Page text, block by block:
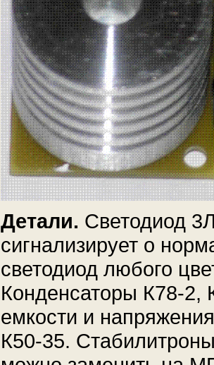
Детали. Светодиод
сигнализирует о
светодиод любого
Конденсаторы К78-2,
емкости и
К50-35.